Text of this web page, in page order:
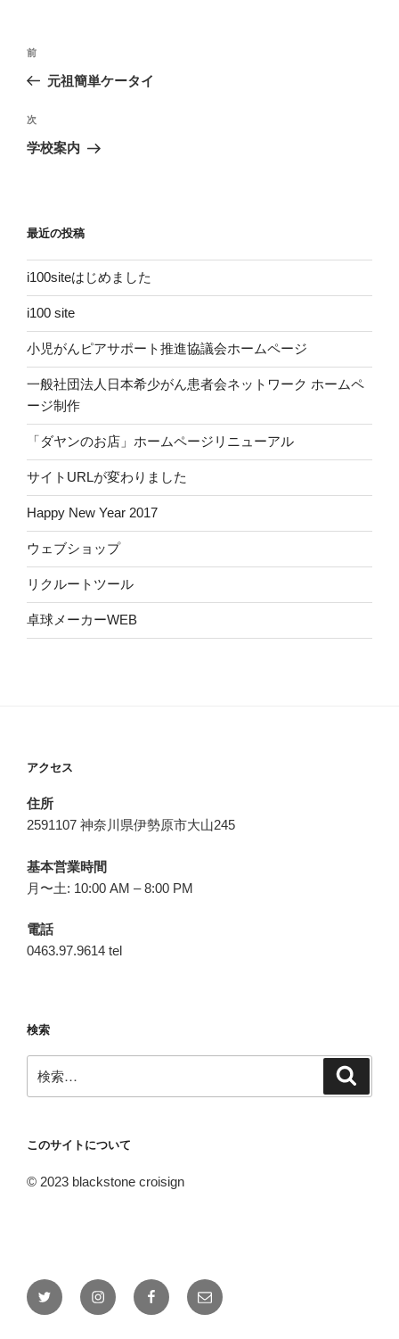
投
ビ
ゲ
ン
前
の
稿
前
元祖簡単ケータイ
次
の
次
学校案内
最近の投稿
i100siteはじめました
i100 site
小児がんピアサポート推進協議会ホームページ
一般社団法人日本希少がん患者会ネットワーク ホームペ
ージ制作
「ダヤンのお店」ホームページリニューアル
サイトURLが変わりました
Happy New Year 2017
ウェブショップ
リクルートツール
卓球メーカーWEB
アクセス
住所
2591107 神奈川県伊勢原市大山245
基本営業時間
月〜土: 10:00 AM – 8:00 PM
電話
0463.97.9614 tel
検索
索:
このサイトについて
© 2023 blackstone croisign
Twitter InstagramFacebook
メ
ー